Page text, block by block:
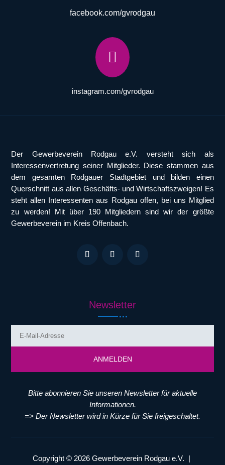
facebook.com/gvrodgau

instagram.com/gvrodgau
Der Gewerbeverein Rodgau e.V. versteht sich als
Interessenvertretung seiner Mitglieder. Diese stammen aus
dem gesamten Rodgauer Stadtgebiet und bilden einen
Querschnitt aus allen Geschäfts- und Wirtschaftszweigen! Es
steht allen Interessenten aus Rodgau offen, bei uns Mitglied
zu werden! Mit über 190 Mitgliedern sind wir der größte
Gewerbeverein im Kreis Offenbach.
Newsletter
ANMELDEN
Bitte abonnieren Sie unseren Newsletter für aktuelle
Informationen.
=> Der Newsletter wird in Kürze für Sie freigeschaltet.
Copyright © 2026 Gewerbeverein Rodgau e.V. |